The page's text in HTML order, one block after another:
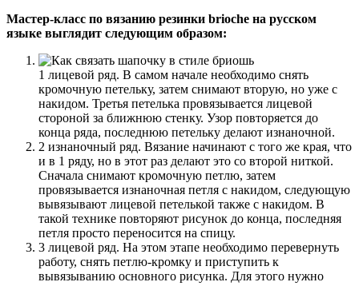
Мастер-класс по вязанию резинки brioche на русском
языке выглядит следующим образом:
1 лицевой ряд. В самом начале необходимо снять
кромочную петельку, затем снимают вторую, но уже с
накидом. Третья петелька провязывается лицевой
стороной за ближнюю стенку. Узор повторяется до
конца ряда, последнюю петельку делают изнаночной.
2 изнаночный ряд. Вязание начинают с того же края, что
и в 1 ряду, но в этот раз делают это со второй ниткой.
Сначала снимают кромочную петлю, затем
провязывается изнаночная петля с накидом, следующую
вывязывают лицевой петелькой также с накидом. В
такой технике повторяют рисунок до конца, последняя
петля просто переносится на спицу.
3 лицевой ряд. На этом этапе необходимо перевернуть
работу, снять петлю-кромку и приступить к
вывязыванию основного рисунка. Для этого нужно